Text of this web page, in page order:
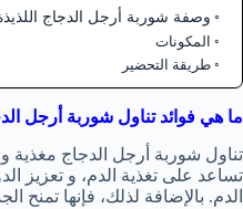
وصفة شوربة أرجل الدجاج
المكونات
طريقة التحضير
ما هي فوائد تناول شوربة أرجل
تناول شوربة أرجل الدجاج مغذية و
تساعد على تغذية الدم، و تعزيز
الدم. بالإضافة لذلك، فإنها تمنح